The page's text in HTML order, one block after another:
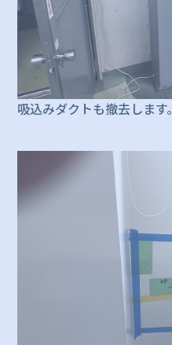
吸込みダクトも撤去します。